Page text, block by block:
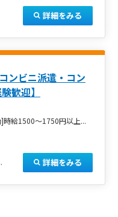
詳細をみる
ンビニ派遣・コン
歓迎】
給1500～1750円以上...
詳細をみる